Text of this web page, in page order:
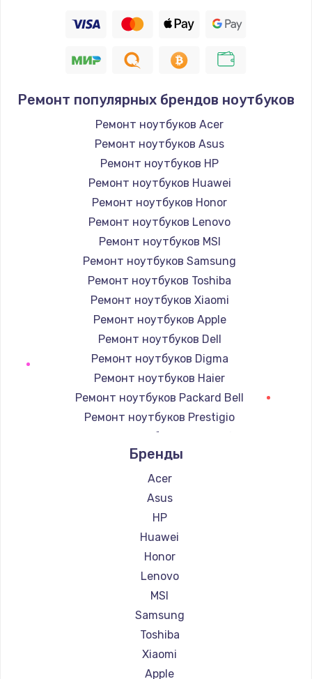
Ремонт популярных брендов ноутбуков
Ремонт ноутбуков Acer
Ремонт ноутбуков Asus
Ремонт ноутбуков HP
Ремонт ноутбуков Huawei
Ремонт ноутбуков Honor
Ремонт ноутбуков Lenovo
Ремонт ноутбуков MSI
Ремонт ноутбуков Samsung
Ремонт ноутбуков Toshiba
Ремонт ноутбуков Xiaomi
Ремонт ноутбуков Apple
Ремонт ноутбуков Dell
Ремонт ноутбуков Digma
Ремонт ноутбуков Haier
Ремонт ноутбуков Packard Bell
Ремонт ноутбуков Prestigio
Ремонт ноутбуков Microsoft
Ремонт ноутбуков Alienware
Ремонт ноутбуков Aquarius
Ремонт ноутбуков Gigabyte
Ремонт ноутбуков Aorus
Ремонт ноутбуков Getac
Ремонт ноутбуков Epson
Ремонт ноутбуков Philips
Ремонт ноутбуков LG
Ремонт ноутбуков Panasonic
Ремонт ноутбуков Irbis
Ремонт ноутбуков Thunderobot
Ремонт ноутбуков Hasee
Бренды
Acer
Asus
HP
Huawei
Honor
Lenovo
MSI
Samsung
Toshiba
Xiaomi
Apple